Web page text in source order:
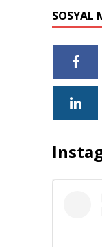
SOSYAL